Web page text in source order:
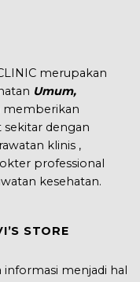
merupakan
Umum,
dengan
klinis ,
professional
kesehatan.
STORE
menjadi hal